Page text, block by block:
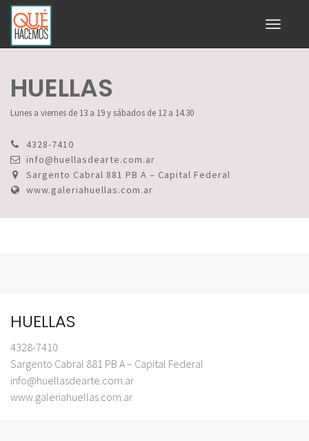
Toggle
HUELLAS
Lunes a viernes de 13 a 19 y sábados de 12 a 14.30
4328-7410
info@huellasdearte.com.ar
Sargento Cabral 881 PB A – Capital Federal
www.galeriahuellas.com.ar
HUELLAS
4328-7410
Sargento Cabral 881 PB A – Capital Federal
info@huellasdearte.com.ar
www.galeriahuellas.com.ar